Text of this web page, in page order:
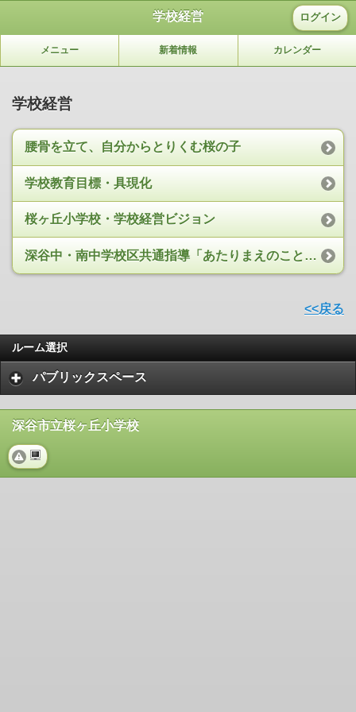
学校経営 ログイン
メニュー 新着情報 カレンダー
学校経営
腰骨を立て、自分からとりくむ桜の子
学校教育目標・具現化
桜ヶ丘小学校・学校経営ビジョン
深谷中・南中学校区共通指導「あたりまえのことをあたりまえに」
<<戻る
ルーム選択
パブリックスペース
深谷市立桜ヶ丘小学校